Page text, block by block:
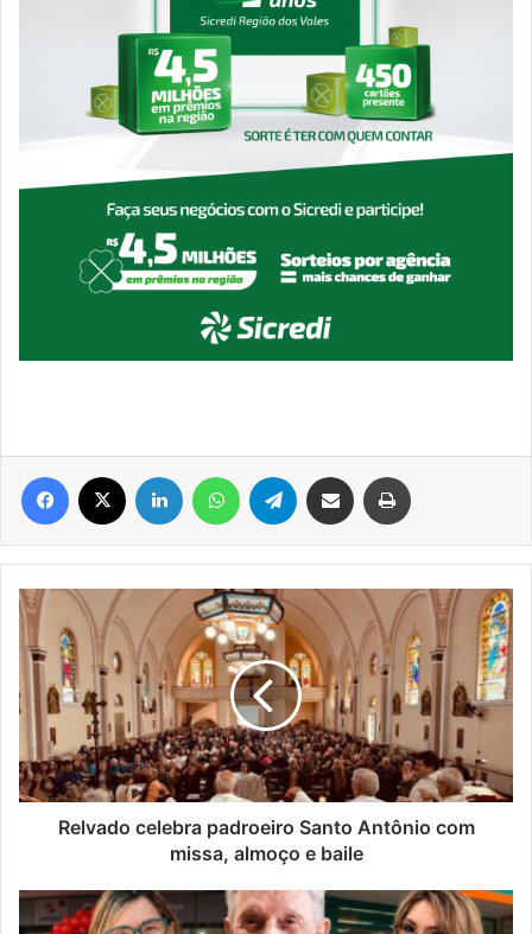
Facebook Linkedin WhatsAppTelegram Compartilhar via e-mail
Relvado
celebra
padroeiro
Santo
Antônio
com
missa,
almoço
e
Relvado celebra padroeiro Santo Antônio com
missa, almoço e baile
Família
Hollmann